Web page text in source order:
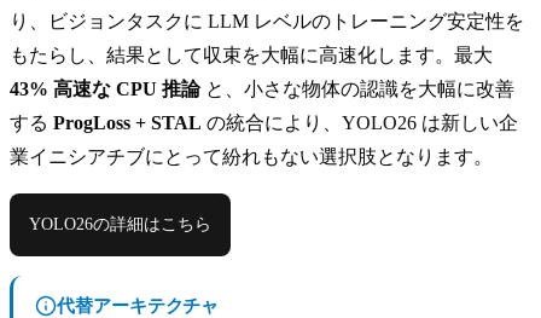
り、ビジョンタスクに LLM レベルのトレーニング安定性を
もたらし、結果として収束を大幅に高速化します。最大
43% 高速な CPU 推論と、小さな物体の認識を大幅に改善
する ProgLoss + STAL の統合により、YOLO26 は新しい企
業イニシアチブにとって紛れもない選択肢となります。
YOLO26の詳細はこちら
代替アーキテクチャ